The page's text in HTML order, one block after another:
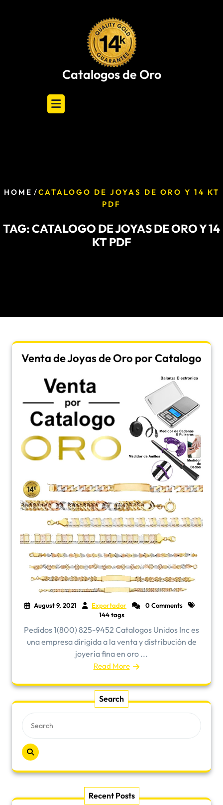
Catalogos de Oro
HOME /CATALOGO DE JOYAS DE ORO Y 14 KT
PDF
TAG:CATALOGO DE JOYAS DE ORO Y 14
KT PDF
Venta de Joyas de Oro por Catalogo
August 9, 2021 Exportador
0 Comments
144 tags
Pedidos 1(800) 825-9452 Catalogos Unidos Inc es
una empresa dirigida a la venta y distribución de
joyería fina en oro ...
Read More
Search
Recent Posts